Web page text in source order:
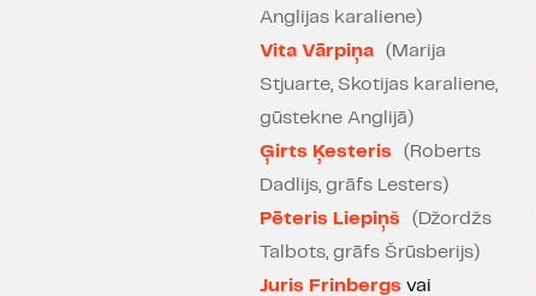
Anglijas karaliene)
Vita Vārpiņa
(Marija
Stjuarte, Skotijas karaliene,
gūstekne Anglijā)
Ģirts Ķesteris
(Roberts
Dadlijs, grāfs Lesters)
Pēteris Liepiņš
(Džordžs
Talbots, grāfs Šrūsberijs)
Juris Frinbergs vai